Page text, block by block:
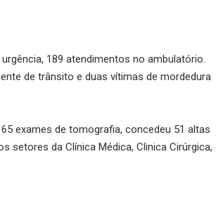
189 atendimentos no ambulatório.
de trânsito e duas vítimas de mordedura
exames de tomografia, concedeu 51 altas
setores da Clínica Médica, Clinica Cirúrgica,